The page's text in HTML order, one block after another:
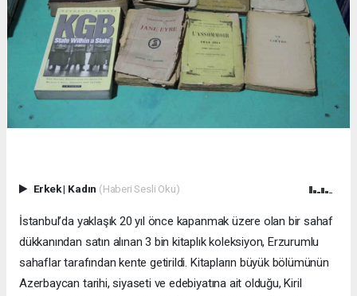
Erkek| Kadın (Haberi Sesli Oku)
İstanbul’da yaklaşık 20 yıl önce kapanmak üzere olan bir sahaf
dükkanından satın alınan 3 bin kitaplık koleksiyon, Erzurumlu
sahaflar tarafından kente getirildi. Kitapların büyük bölümünün
Azerbaycan tarihi, siyaseti ve edebiyatına ait olduğu, Kiril